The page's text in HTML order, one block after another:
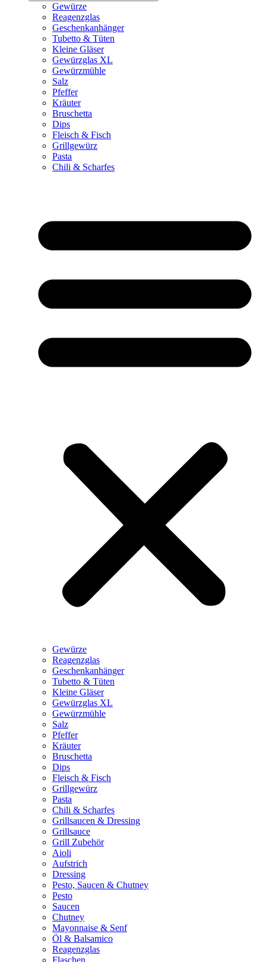
Gewürze
Reagenzglas
Geschenkanhänger
Tubetto & Tüten
Kleine Gläser
Gewürzglas XL
Gewürzmühle
Salz
Pfeffer
Kräuter
Bruschetta
Dips
Fleisch & Fisch
Grillgewürz
Pasta
Chili & Scharfes
Gewürze
Reagenzglas
Geschenkanhänger
Tubetto & Tüten
Kleine Gläser
Gewürzglas XL
Gewürzmühle
Salz
Pfeffer
Kräuter
Bruschetta
Dips
Fleisch & Fisch
Grillgewürz
Pasta
Chili & Scharfes
Grillsaucen & Dressing
Grillsauce
Grill Zubehör
Aioli
Aufstrich
Dressing
Pesto, Saucen & Chutney
Pesto
Saucen
Chutney
Mayonnaise & Senf
Öl & Balsamico
Reagenzglas
Flaschen